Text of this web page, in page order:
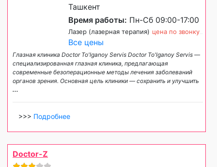
Ташкент
Время работы: Пн-Сб 09:00-17:00
Лазер (лазерная терапия) цена по звонку
Все цены
Глазная клиника Doctor To'lganoy Servis Doctor To'lganoy Servis —
специализированная глазная клиника, предлагающая
современные безоперационные методы лечения заболеваний
органов зрения. Основная цель клиники — сохранить и улучшить
...
>>> Подробнее
Doctor-Z